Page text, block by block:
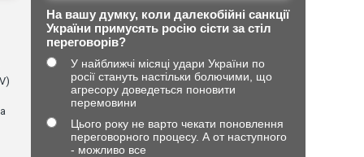
На вашу думку, коли далекобійні санкції
України примусять росію сісти за стіл
переговорів?
У найближчі місяці удари України по
росії стануть настільки болючими, що
агресору доведеться поновити
перемовини
Цього року не варто чекати поновлення
переговорного процесу. А от наступного
- можливо все